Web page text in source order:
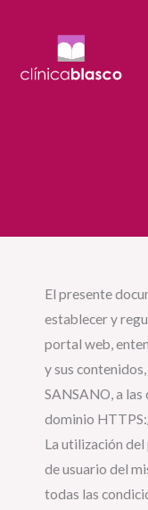
contenido
El presente
establecer y
portal web,
y sus
SANSANO, a las
dominio
La utilización
de usuario del
todas las